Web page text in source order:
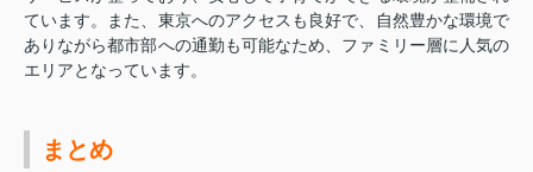
ています。また、東京へのアクセスも良好で、自然豊かな環境で
ありながら都市部への通勤も可能なため、ファミリー層に人気の
エリアとなっています。
まとめ